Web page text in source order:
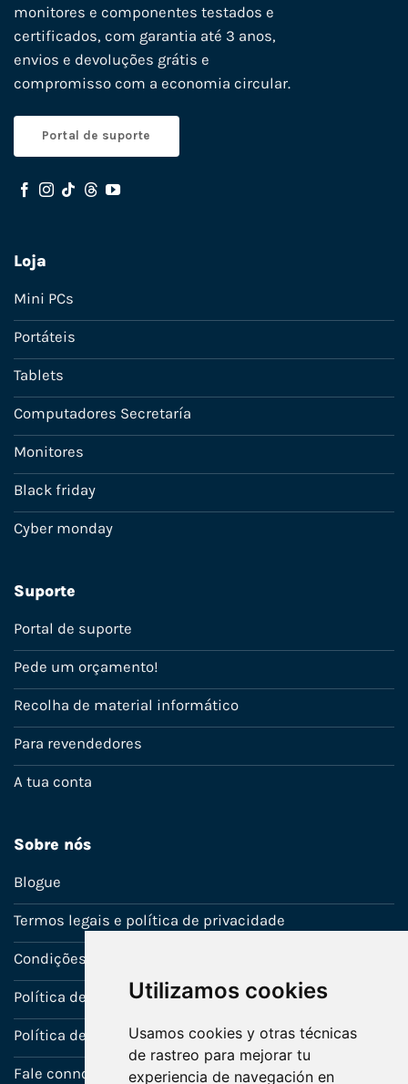
Utilizamos cookies
Usamos cookies y otras técnicas
de rastreo para mejorar tu
experiencia de navegación en
monitores e componentes testados e
certificados, com garantia até 3 anos,
envios e devoluções grátis e
compromisso com a economia circular.
Portal de suporte
Loja
Mini PCs
Portáteis
Tablets
Computadores Secretaría
Monitores
Black friday
Cyber monday
Suporte
Portal de suporte
Pede um orçamento!
Recolha de material informático
Para revendedores
A tua conta
Sobre nós
Blogue
Termos legais e política de privacidade
Condições de venda
Política de Garantia
Política de utilização de cookies
Fale connosco